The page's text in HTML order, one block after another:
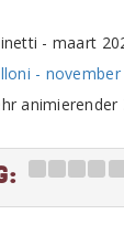
- maart
-
animierender